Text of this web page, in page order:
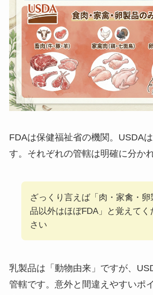
FDAは保健福祉省の機関。USDA
す。それぞれの管轄は明確に分か
ざっくり言えば「肉・家禽・卵
品以外はほぼFDA」と覚えてく
さい
乳製品は「動物由来」ですが、
管轄です。意外と間違えやすいポ